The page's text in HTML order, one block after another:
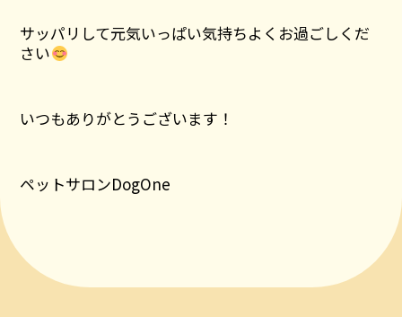
サッパリして元気いっぱい気持ちよくお過ごしくだ
さい
いつもありがとうございます！
ペットサロンDogOne